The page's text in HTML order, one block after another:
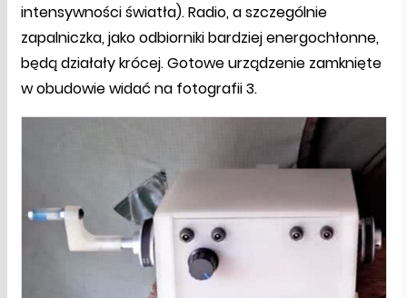
intensywności światła). Radio, a szczególnie
zapalniczka, jako odbiorniki bardziej energochłonne,
będą działały krócej. Gotowe urządzenie zamknięte
w obudowie widać na fotografii 3.